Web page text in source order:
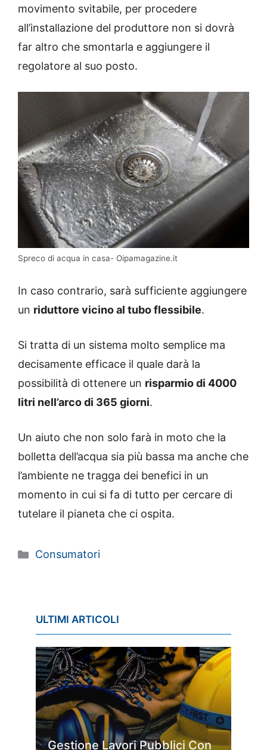
movimento svitabile, per procedere
all’installazione del produttore non si dovrà
far altro che smontarla e aggiungere il
regolatore al suo posto.
Spreco di acqua in casa- Oipamagazine.it
In caso contrario, sarà sufficiente aggiungere
un riduttore vicino al tubo flessibile.
Si tratta di un sistema molto semplice ma
decisamente efficace il quale darà la
possibilità di ottenere un risparmio di 4000
litri nell’arco di 365 giorni.
Un aiuto che non solo farà in moto che la
bolletta dell’acqua sia più bassa ma anche che
l’ambiente ne tragga dei benefici in un
momento in cui si fa di tutto per cercare di
tutelare il pianeta che ci ospita.
Categorie
Consumatori
ULTIMI ARTICOLI
Gestione Lavori Pubblici Con